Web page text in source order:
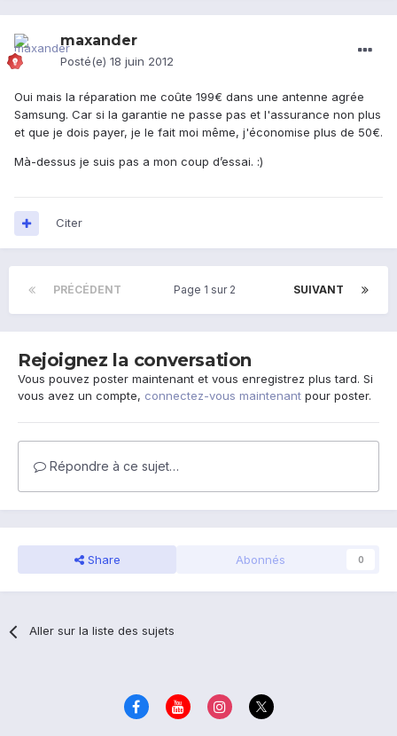
maxander
Posté(e) 18 juin 2012
Oui mais la réparation me coûte 199€ dans une antenne agrée
Samsung. Car si la garantie ne passe pas et l'assurance non plus
et que je dois payer, je le fait moi même, j'économise plus de 50€.
Mà-dessus je suis pas a mon coup d’essai. :)
Citer
PRÉCÉDENT SUIVANT
Page 1 sur 2
Rejoignez la conversation
Vous pouvez poster maintenant et vous enregistrez plus tard. Si
vous avez un compte, connectez-vous maintenant pour poster.
Répondre à ce sujet…
Share Abonnés 0
Aller sur la liste des sujets